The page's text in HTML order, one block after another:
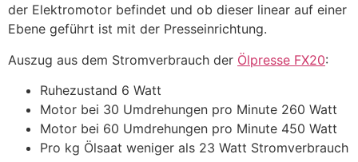
der Elektromotor befindet und ob dieser linear auf einer
Ebene geführt ist mit der Presseinrichtung.
Auszug aus dem Stromverbrauch der Ölpresse FX20:
Ruhezustand 6 Watt
Motor bei 30 Umdrehungen pro Minute 260 Watt
Motor bei 60 Umdrehungen pro Minute 450 Watt
Pro kg Ölsaat weniger als 23 Watt Stromverbrauch